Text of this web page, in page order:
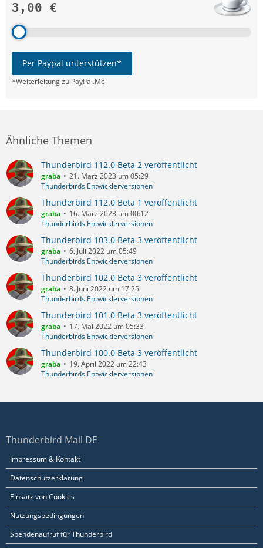
3,00 €
Per Paypal unterstützen*
*Weiterleitung zu PayPal.Me
Ähnliche Themen
Thunderbird 112.0 Beta 2 veröffentlicht
graba
21. März 2023 um 05:29
Thunderbirds Entwicklerversionen
Thunderbird 112.0 Beta 1 veröffentlicht
graba
16. März 2023 um 00:12
Thunderbirds Entwicklerversionen
Thunderbird 103.0 Beta 3 veröffentlicht
graba
6. Juli 2022 um 05:49
Thunderbirds Entwicklerversionen
Thunderbird 102.0 Beta 3 veröffentlicht
graba
8. Juni 2022 um 17:25
Thunderbirds Entwicklerversionen
Thunderbird 101.0 Beta 3 veröffentlicht
graba
17. Mai 2022 um 05:33
Thunderbirds Entwicklerversionen
Thunderbird 100.0 Beta 3 veröffentlicht
graba
19. April 2022 um 22:43
Thunderbirds Entwicklerversionen
Thunderbird Mail DE
Impressum & Kontakt
Datenschutzerklärung
Einsatz von Cookies
Nutzungsbedingungen
Spendenaufruf für Thunderbird